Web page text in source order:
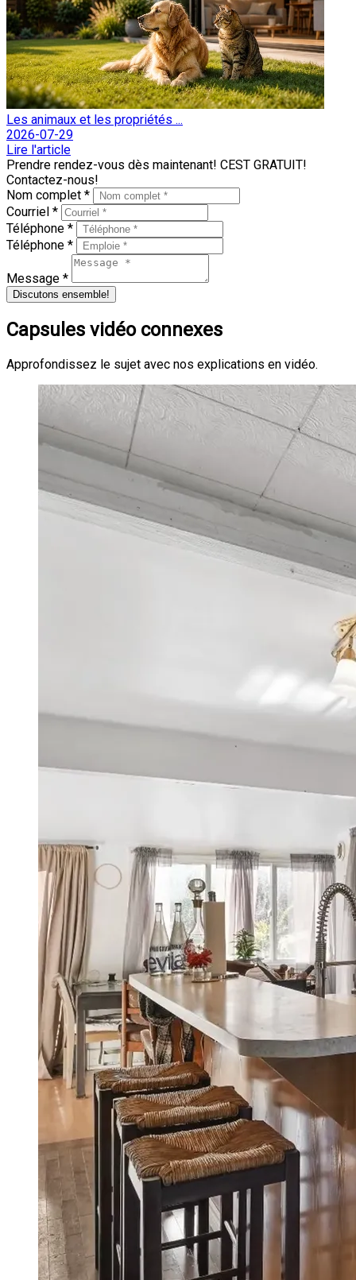
Les animaux et les propriétés ...
2026-07-29
Lire l'article
Prendre rendez-vous dès maintenant! CEST GRATUIT!
Contactez-nous!
Nom complet *
Courriel *
Téléphone *
Téléphone *
Message *
Discutons ensemble!
Capsules vidéo connexes
Approfondissez le sujet avec nos explications en vidéo.